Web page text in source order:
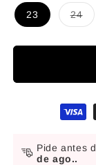
23 24
Formas de pago
Pide antes
de ago..